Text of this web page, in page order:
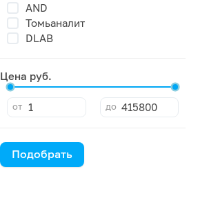
AND
Томьаналит
DLAB
Цена руб.
от до
Подобрать